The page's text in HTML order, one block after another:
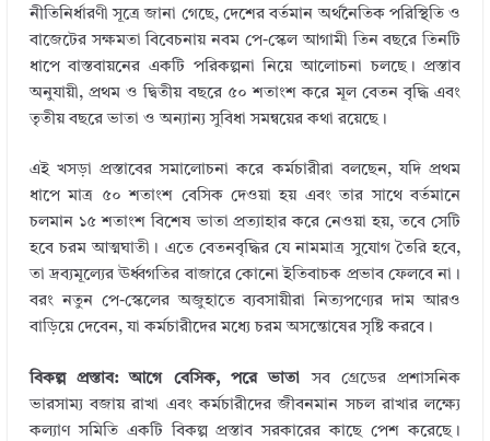
নীতিনির্ধারণী সূত্রে জানা গেছে, দেশের বর্তমান অর্থনৈতিক পরিস্থিতি ও
বাজেটের সক্ষমতা বিবেচনায় নবম পে-স্কেল আগামী তিন বছরে তিনটি
ধাপে বাস্তবায়নের একটি পরিকল্পনা নিয়ে আলোচনা চলছে। প্রস্তাব
অনুযায়ী, প্রথম ও দ্বিতীয় বছরে ৫০ শতাংশ করে মূল বেতন বৃদ্ধি এবং
তৃতীয় বছরে ভাতা ও অন্যান্য সুবিধা সমন্বয়ের কথা রয়েছে।
এই খসড়া প্রস্তাবের সমালোচনা করে কর্মচারীরা বলছেন, যদি প্রথম
ধাপে মাত্র ৫০ শতাংশ বেসিক দেওয়া হয় এবং তার সাথে বর্তমানে
চলমান ১৫ শতাংশ বিশেষ ভাতা প্রত্যাহার করে নেওয়া হয়, তবে সেটি
হবে চরম আত্মঘাতী। এতে বেতনবৃদ্ধির যে নামমাত্র সুযোগ তৈরি হবে,
তা দ্রব্যমূল্যের ঊর্ধ্বগতির বাজারে কোনো ইতিবাচক প্রভাব ফেলবে না।
বরং নতুন পে-স্কেলের অজুহাতে ব্যবসায়ীরা নিত্যপণ্যের দাম আরও
বাড়িয়ে দেবেন, যা কর্মচারীদের মধ্যে চরম অসন্তোষের সৃষ্টি করবে।
বিকল্প প্রস্তাব: আগে বেসিক, পরে ভাতা সব গ্রেডের প্রশাসনিক
ভারসাম্য বজায় রাখা এবং কর্মচারীদের জীবনমান সচল রাখার লক্ষ্যে
কল্যাণ সমিতি একটি বিকল্প প্রস্তাব সরকারের কাছে পেশ করেছে।